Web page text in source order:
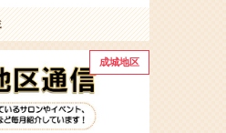
成城地区